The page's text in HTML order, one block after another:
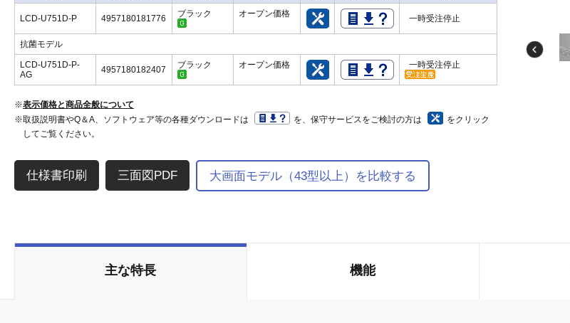
LCD-U751D-P 4957180181776 ブラック オープン価格 一時受注停止
抗菌モデル
LCD-U751D-P-
AG
4957180182407 ブラック オープン価格 一時受注停止
※表示価格と商品全般について
※取扱説明書やQ＆A、ソフトウェア等の各種ダウンロードは
を、保守サービスをご検討の方は
をクリック
してご覧ください。
三面図PDF 大画面モデル（43型以上）を比較する
主な特長 機能